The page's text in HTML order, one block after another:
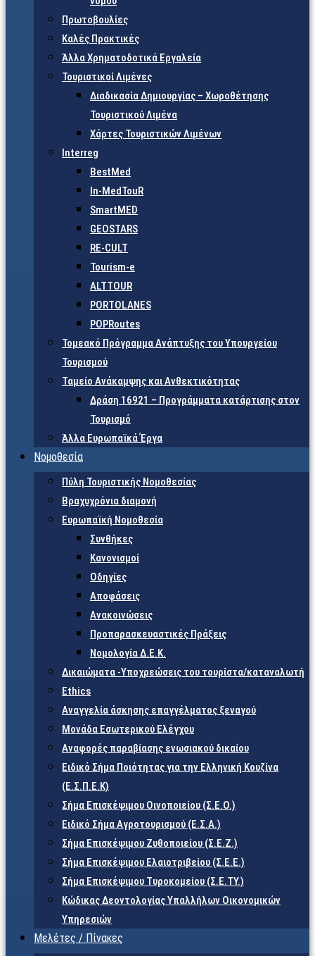
Πρωτοβουλίες
Καλές Πρακτικές
Άλλα Χρηματοδοτικά Εργαλεία
Τουριστικοί Λιμένες
Διαδικασία Δημιουργίας – Χωροθέτησης
Τουριστικού Λιμένα
Χάρτες Τουριστικών Λιμένων
Interreg
BestMed
In-MedTouR
SmartMED
GEOSTARS
RE-CULT
Tourism-e
ALTTOUR
PORTOLANES
POPRoutes
Τομεακό Πρόγραμμα Ανάπτυξης του Υπουργείου
Τουρισμού
Ταμείο Ανάκαμψης και Ανθεκτικότητας
Δράση 16921 – Προγράμματα κατάρτισης στον
Τουρισμό
Άλλα Ευρωπαϊκά Έργα
Νομοθεσία
Πύλη Τουριστικής Νομοθεσίας
Βραχυχρόνια διαμονή
Ευρωπαϊκή Νομοθεσία
Συνθήκες
Κανονισμοί
Οδηγίες
Αποφάσεις
Ανακοινώσεις
Προπαρασκευαστικές Πράξεις
Νομολογία Δ.Ε.Κ.
Δικαιώματα -Υποχρεώσεις του τουρίστα/καταναλωτή
Ethics
Αναγγελία άσκησης επαγγέλματος ξεναγού
Μονάδα Εσωτερικού Ελέγχου
Αναφορές παραβίασης ενωσιακού δικαίου
Ειδικό Σήμα Ποιότητας για την Ελληνική Κουζίνα
(Ε.Σ.Π.Ε.Κ)
Σήμα Επισκέψιμου Οινοποιείου (Σ.Ε.Ο.)
Ειδικό Σήμα Αγροτουρισμού (Ε.Σ.Α.)
Σήμα Επισκέψιμου Ζυθοποιείου (Σ.Ε.Ζ.)
Σήμα Επισκέψιμου Ελαιοτριβείου (Σ.Ε.Ε.)
Σήμα Επισκέψιμου Τυροκομείου (Σ.Ε.TY.)
Κώδικας Δεοντολογίας Υπαλλήλων Οικονομικών
Υπηρεσιών
Μελέτες / Πίνακες